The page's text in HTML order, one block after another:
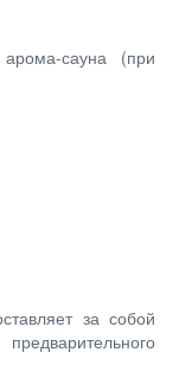
сауна (при
за собой